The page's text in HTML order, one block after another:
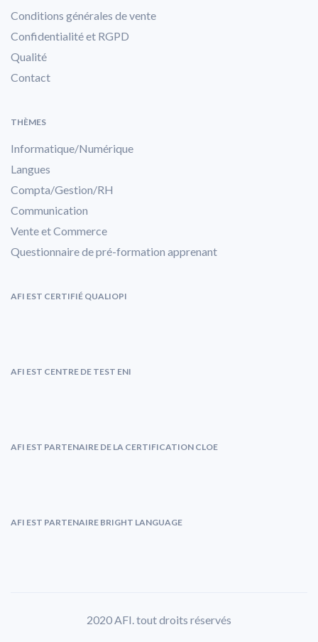
Conditions générales de vente
Confidentialité et RGPD
Qualité
Contact
THÈMES
Informatique/Numérique
Langues
Compta/Gestion/RH
Communication
Vente et Commerce
Questionnaire de pré-formation apprenant
AFI EST CERTIFIÉ QUALIOPI
AFI EST CENTRE DE TEST ENI
AFI EST PARTENAIRE DE LA CERTIFICATION CLOE
AFI EST PARTENAIRE BRIGHT LANGUAGE
2020 AFI. tout droits réservés